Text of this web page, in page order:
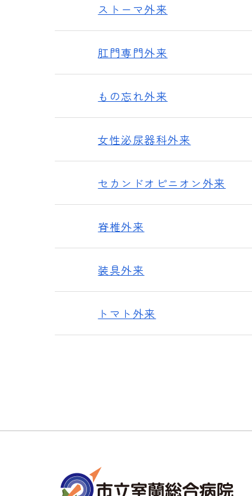
ストーマ外来
肛門専門外来
もの忘れ外来
女性泌尿器科外来
セカンドオピニオン外来
脊椎外来
装具外来
トマト外来